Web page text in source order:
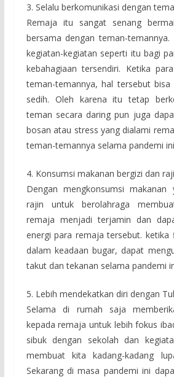
3. Selalu berkomunikasi dengan
Remaja itu sangat senang
bersama dengan teman-temannya.
kegiatan-kegiatan seperti itu bagi
kebahagiaan tersendiri. Ketika
teman-temannya, hal tersebut bisa
sedih. Oleh karena itu tetap
teman secara daring pun juga
bosan atau stress yang dialami
teman-temannya selama pandemi
4. Konsumsi makanan bergizi dan
Dengan mengkonsumsi makanan
rajin untuk berolahraga
remaja menjadi terjamin dan
energi para remaja tersebut. ketika
dalam keadaan bugar, dapat
takut dan tekanan selama pandemi
5. Lebih mendekatkan diri dengan
Selama di rumah saja
kepada remaja untuk lebih fokus
sibuk dengan sekolah dan
membuat kita kadang-kadang
Sekarang di masa pandemi ini